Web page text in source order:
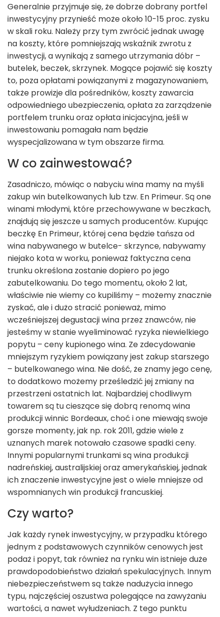
Generalnie przyjmuje się, że dobrze dobrany portfel
inwestycyjny przynieść może około 10-15 proc. zysku
w skali roku. Należy przy tym zwrócić jednak uwagę
na koszty, które pomniejszają wskaźnik zwrotu z
inwestycji, a wynikają z samego utrzymania dóbr –
butelek, beczek, skrzynek. Mogące pojawić się koszty
to, poza opłatami powiązanymi z magazynowaniem,
także prowizje dla pośredników, koszty zawarcia
odpowiedniego ubezpieczenia, opłata za zarządzenie
portfelem trunku oraz opłata inicjacyjna, jeśli w
inwestowaniu pomagała nam będzie
wyspecjalizowana w tym obszarze firma.
W co zainwestować?
Zasadniczo, mówiąc o nabyciu wina mamy na myśli
zakup win butelkowanych lub tzw. En Primeur. Są one
winami młodymi, które przechowywane w beczkach,
znajdują się jeszcze u samych producentów. Kupując
beczkę En Primeur, której cena będzie tańsza od
wina nabywanego w butelce- skrzynce, nabywamy
niejako kota w worku, ponieważ faktyczna cena
trunku określona zostanie dopiero po jego
zabutelkowaniu. Do tego momentu, około 2 lat,
właściwie nie wiemy co kupiliśmy – możemy znacznie
zyskać, ale i dużo stracić ponieważ, mimo
wcześniejszej degustacji wina przez znawców, nie
jesteśmy w stanie wyeliminować ryzyka niewielkiego
popytu – ceny kupionego wina. Ze zdecydowanie
mniejszym ryzykiem powiązany jest zakup starszego
– butelkowanego wina. Nie dość, że znamy jego cenę,
to dodatkowo możemy prześledzić jej zmiany na
przestrzeni ostatnich lat. Najbardziej chodliwym
towarem są tu cieszące się dobrą renomą wina
produkcji winnic Bordeaux, choć i one miewają swoje
gorsze momenty, jak np. rok 2011, gdzie wiele z
uznanych marek notowało czasowe spadki ceny.
Innymi popularnymi trunkami są wina produkcji
nadreńskiej, australijskiej oraz amerykańskiej, jednak
ich znaczenie inwestycyjne jest o wiele mniejsze od
wspomnianych win produkcji francuskiej.
Czy warto?
Jak każdy rynek inwestycyjny, w przypadku którego
jednym z podstawowych czynników cenowych jest
podaż i popyt, tak również na rynku win istnieje duże
prawdopodobieństwo działań spekulacyjnych. Innym
niebezpieczeństwem są także nadużycia innego
typu, najczęściej oszustwa polegające na zawyżaniu
wartości, a nawet wyłudzeniach. Z tego punktu